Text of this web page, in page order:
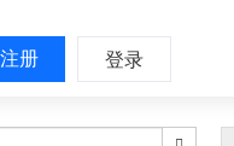
册 登录